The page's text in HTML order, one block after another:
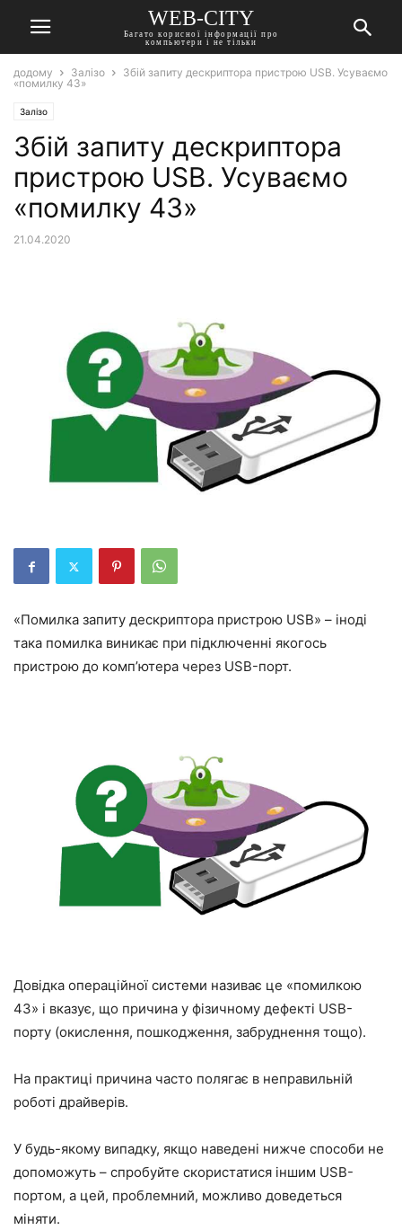
WEB-CITY
Багато корисної інформації про
компьютери і не тільки
додому Залізо
Збій запиту дескриптора пристрою USB. Усуваємо
«помилку 43»
Залізо
Збій запиту дескриптора
пристрою USB. Усуваємо
«помилку 43»
21.04.2020
«Помилка запиту дескриптора пристрою USB» – іноді
така помилка виникає при підключенні якогось
пристрою до комп’ютера через USB-порт.
Довідка операційної системи називає це «помилкою
43» і вказує, що причина у фізичному дефекті USB-
порту (окислення, пошкодження, забруднення тощо).
На практиці причина часто полягає в неправильній
роботі драйверів.
У будь-якому випадку, якщо наведені нижче способи не
допоможуть – спробуйте скористатися іншим USB-
портом, а цей, проблемний, можливо доведеться
міняти.